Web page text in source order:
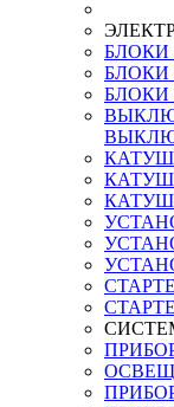
БЛОКИ
БЛОКИ
БЛОКИ